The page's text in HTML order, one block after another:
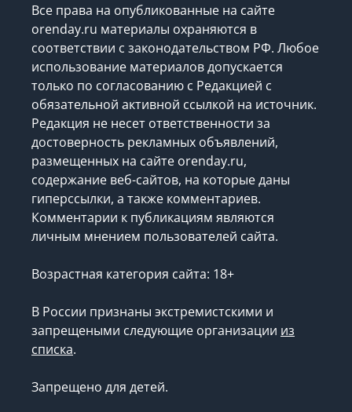
Все права на опубликованные на сайте
orenday.ru материалы охраняются в
соответствии с законодательством РФ. Любое
использование материалов допускается
только по согласованию с Редакцией с
обязательной активной ссылкой на источник.
Редакция не несет ответственности за
достоверность рекламных объявлений,
размещенных на сайте orenday.ru,
содержание веб-сайтов, на которые даны
гиперссылки, а также комментариев.
Комментарии к публикациям являются
личным мнением пользователей сайта.
Возрастная категория сайта: 18+
В России признаны экстремистскими и
запрещеными следующие организации из
списка.
Запрещено для детей.